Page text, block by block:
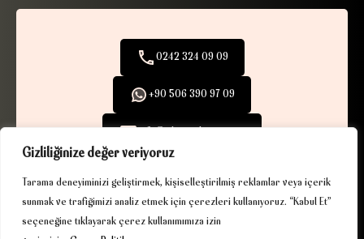
Gizliliğinize değer veriyoruz
Tarama deneyiminizi geliştirmek, kişiselleştirilmiş reklamlar veya içerik
sunmak ve trafiğimizi analiz etmek için çerezleri kullanıyoruz. “Kabul Et”
seçeneğine tıklayarak çerez kullanımımıza izin
0242 324 09 09
+90 506 390 97 09
| Çerez Politikası